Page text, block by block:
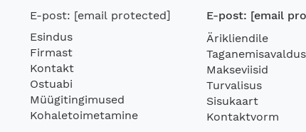
E-post: [email protected]
Esindus
Firmast
Kontakt
Ostuabi
Müügitingimused
Kohaletoimetamine
E-post: [email
Ärikliendile
Taganemisavaldus
Makseviisid
Turvalisus
Sisukaart
Kontaktvorm